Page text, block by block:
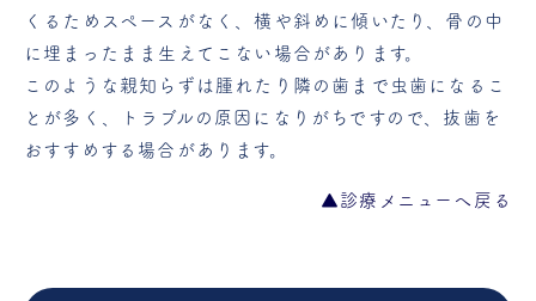
くるためスペースがなく、横や斜めに傾いたり、骨の中
に埋まったまま生えてこない場合があります。
このような親知らずは腫れたり隣の歯まで虫歯になるこ
とが多く、トラブルの原因になりがちですので、抜歯を
おすすめする場合があります。
▲診療メニューへ戻る